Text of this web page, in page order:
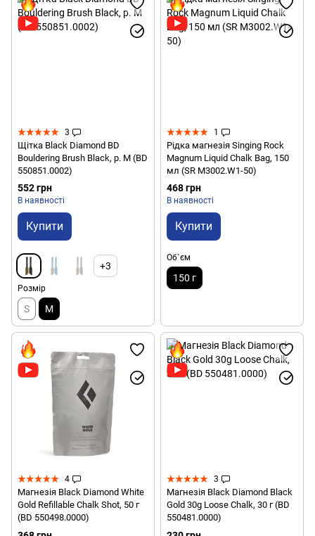
3
Щітка Black Diamond BD
Bouldering Brush Black, р. M (BD
550851.0002)
552 грн
В наявності
Купити
+3
Розмір
S M
1
Рідка магнезія Singing Rock
Magnum Liquid Chalk Bag, 150
мл (SR M3002.W1-50)
468 грн
В наявності
Купити
Об`єм
150 г
4
Магнезія Black Diamond White
Gold Refillable Chalk Shot, 50 г
(BD 550498.0000)
3
Магнезія Black Diamond Black
Gold 30g Loose Chalk, 30 г (BD
550481.0000)